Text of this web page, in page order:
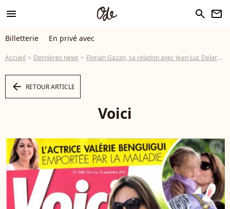
menu search newsletter
Billetterie En privé avec
Accueil Dernières news Florian Gazan, sa relation avec Jean-Luc Delarue: 'J'ai des souvenirs horribles'
arrow_left RETOUR ARTICLE
Voici